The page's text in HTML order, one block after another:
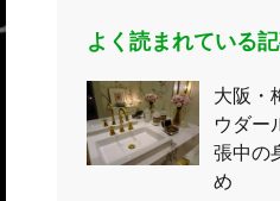
よく読まれている
大阪・
ウダー
張中の
め